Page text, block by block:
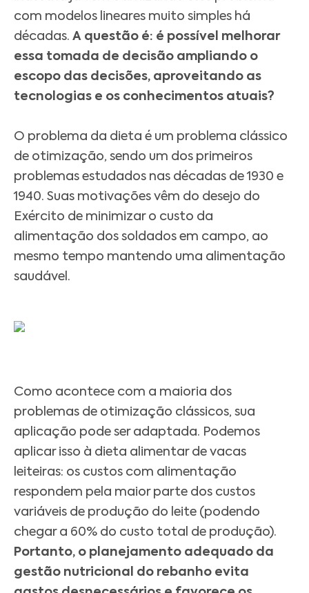
com modelos lineares muito simples há
décadas. A questão é: é possível melhorar
essa tomada de decisão ampliando o
escopo das decisões, aproveitando as
tecnologias e os conhecimentos atuais?
O problema da dieta é um problema clássico
de otimização, sendo um dos primeiros
problemas estudados nas décadas de 1930 e
1940. Suas motivações vêm do desejo do
Exército de minimizar o custo da
alimentação dos soldados em campo, ao
mesmo tempo mantendo uma alimentação
saudável.
Como acontece com a maioria dos
problemas de otimização clássicos, sua
aplicação pode ser adaptada. Podemos
aplicar isso à dieta alimentar de vacas
leiteiras: os custos com alimentação
respondem pela maior parte dos custos
variáveis ​​de produção do leite (podendo
chegar a 60% do custo total de produção).
Portanto, o planejamento adequado da
gestão nutricional do rebanho evita